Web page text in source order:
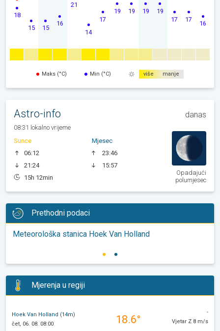
18
15 15
16
21
14
17
19 19 19 19
17 17
16
Maks (°C) Min (°C) više manje
Astro-info danas
08:31 lokalno vrijeme
Sunce
06:12
21:24
15h 12min
Mjesec
23:46
15:57
Opadajući
polumjesec
Prethodni podaci
Meteorološka stanica Hoek Van Holland
Mjerenja u regiji
Hoek Van Holland (14m)
čet, 06. 08. 08:00
18.6°
-
Vjetar Z 8 m/s